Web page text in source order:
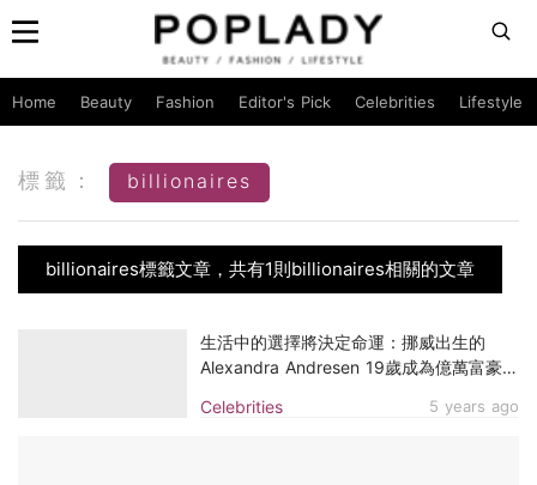
Home Beauty Fashion Editor's Pick Celebrities Lifestyle
標籤： billionaires
billionaires標籤文章，共有1則billionaires相關的文章
Celebrities 5 years ago
生活中的選擇將決定命運：挪威出生的
Alexandra Andresen 19歲成為億萬富豪，